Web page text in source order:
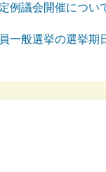
例議会開催につい
一般選挙の選挙期